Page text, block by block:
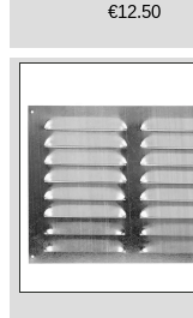
€12.50